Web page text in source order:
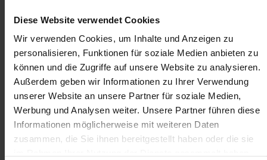
Diese Website verwendet Cookies
Wir verwenden Cookies, um Inhalte und Anzeigen zu
personalisieren, Funktionen für soziale Medien anbieten zu
können und die Zugriffe auf unsere Website zu analysieren.
Außerdem geben wir Informationen zu Ihrer Verwendung
unserer Website an unsere Partner für soziale Medien,
Werbung und Analysen weiter. Unsere Partner führen diese
Informationen möglicherweise mit weiteren Daten
zusammen, die Sie ihnen bereitgestellt haben oder die sie
Dein nächster Schritt: Werde Teil eines wichtigen
Wenn du Lust hast auf einen sicheren,
verantwortungsvollen Job, in dem Sauberkeit,
Hygiene und Zuverlässigkeit zählen – dann zögere
nicht. Bewirb dich jetzt und starte durch als
Industriereiniger:in im Reinraum!